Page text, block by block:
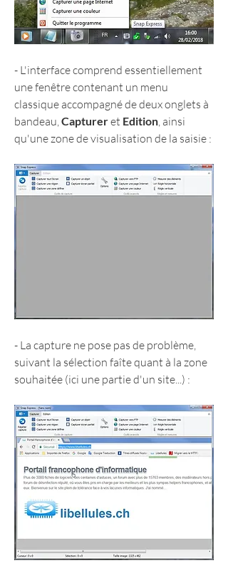
- L'interface comprend essentiellement
une fenêtre contenant un menu
classique accompagné de deux onglets à
bandeau, Capturer et Edition, ainsi
qu'une zone de visualisation de la saisie :
- La capture ne pose pas de problème,
suivant la sélection faîte quant à la zone
souhaitée (ici une partie d'un site...) :